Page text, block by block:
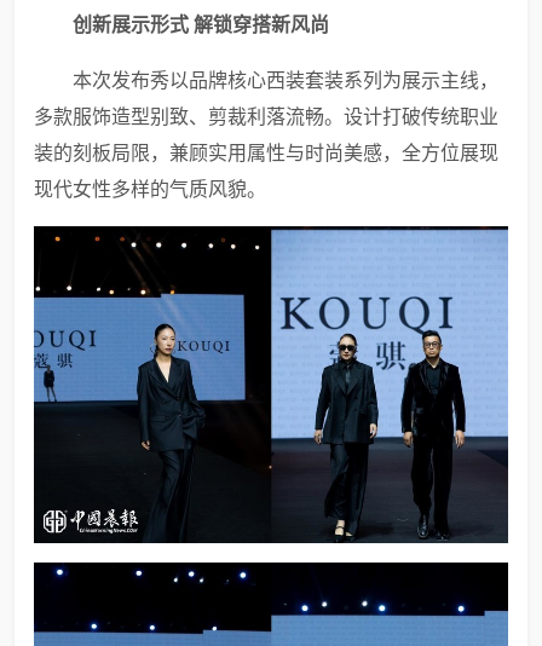
创新展示形式 解锁穿搭新风尚
本次发布秀以品牌核心西装套装系列为展示主线，
多款服饰造型别致、剪裁利落流畅。设计打破传统职业
装的刻板局限，兼顾实用属性与时尚美感，全方位展现
现代女性多样的气质风貌。